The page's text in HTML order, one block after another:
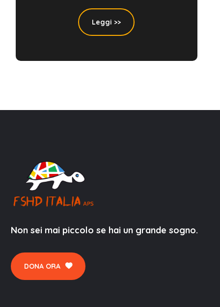
Leggi >>
Non sei mai piccolo se hai un grande sogno.
DONA ORA